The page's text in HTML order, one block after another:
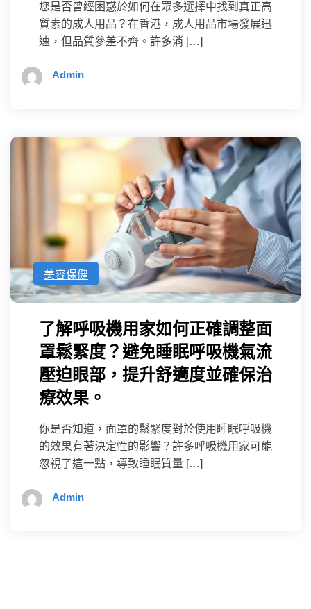
您是否曾經困惑於如何在眾多選擇中找到真正高
質素的成人用品？在香港，成人用品市場發展迅
速，但品質參差不齊。許多消 […]
Admin
美容保健
了解呼吸機用家如何正確調整面
罩鬆緊度？避免睡眠呼吸機氣流
壓迫眼部，提升舒適度並確保治
療效果。
你是否知道，面罩的鬆緊度對於使用睡眠呼吸機
的效果有著決定性的影響？許多呼吸機用家可能
忽視了這一點，導致睡眠質量 […]
Admin